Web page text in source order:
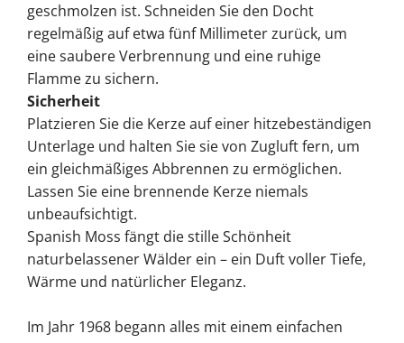
geschmolzen ist. Schneiden Sie den Docht
regelmäßig auf etwa fünf Millimeter zurück, um
eine saubere Verbrennung und eine ruhige
Flamme zu sichern.
Sicherheit
Platzieren Sie die Kerze auf einer hitzebeständigen
Unterlage und halten Sie sie von Zugluft fern, um
ein gleichmäßiges Abbrennen zu ermöglichen.
Lassen Sie eine brennende Kerze niemals
unbeaufsichtigt.
Spanish Moss fängt die stille Schönheit
naturbelassener Wälder ein – ein Duft voller Tiefe,
Wärme und natürlicher Eleganz.
Im Jahr 1968 begann alles mit einem einfachen